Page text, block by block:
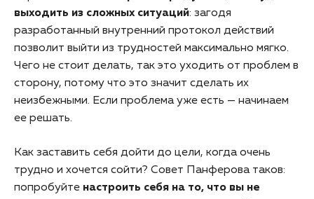
выходить из сложных ситуаций: загодя
разработанный внутренний протокол действий
позволит выйти из трудностей максимально мягко.
Чего не стоит делать, так это уходить от проблем в
сторону, потому что это значит сделать их
неизбежными. Если проблема уже есть — начинаем
ее решать.
Как заставить себя дойти до цели, когда очень
трудно и хочется сойти? Совет Панферова таков:
попробуйте настроить себя на то, что вы не